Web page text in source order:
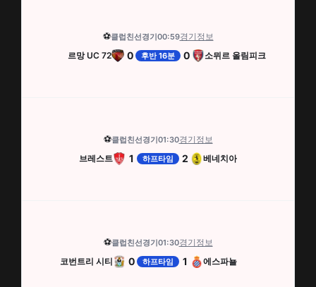
⚽클럽친선경기00:59경기정보
르망 UC 72
0 후반 16분 0 소뮈르 올림피크
⚽클럽친선경기01:30경기정보
브레스트
1 하프타임 2 베네치아
⚽클럽친선경기01:30경기정보
코번트리 시티
0 하프타임 1 에스파뇰